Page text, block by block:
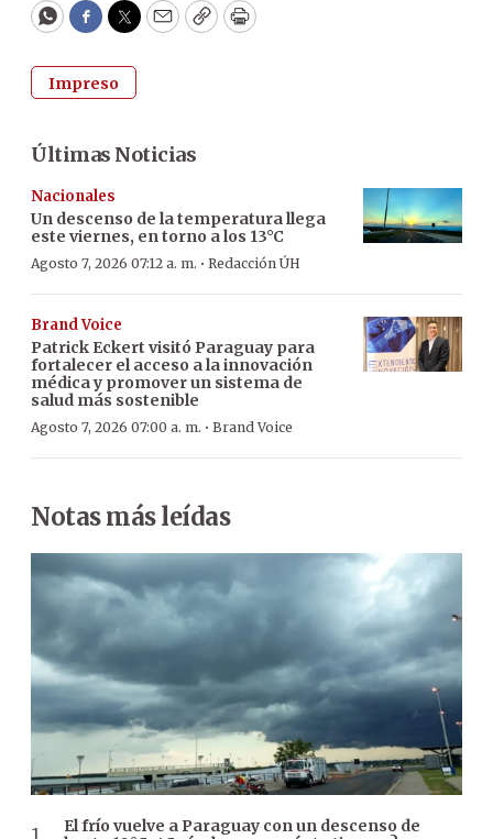
WhatsApp
Facebook
Twitter
EmailCopyPrint
Impreso
Últimas Noticias
Nacionales
Un descenso de la temperatura llega
este viernes, en torno a los 13°C
Agosto 7, 2026 07:12 a. m. · Redacción ÚH
Brand Voice
Patrick Eckert visitó Paraguay para
fortalecer el acceso a la innovación
médica y promover un sistema de
salud más sostenible
Agosto 7, 2026 07:00 a. m. · Brand Voice
Notas más leídas
El frío vuelve a Paraguay con un descenso de